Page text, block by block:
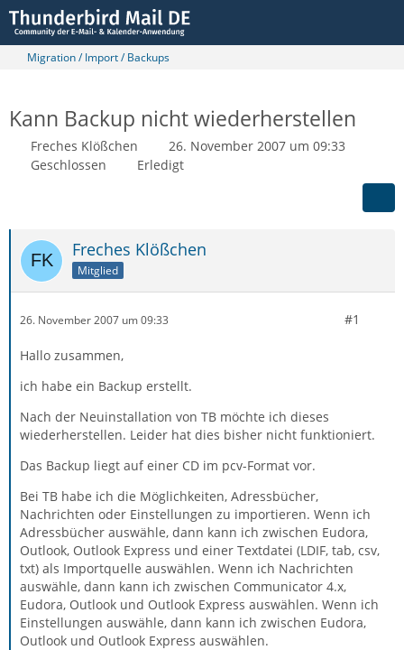
Migration / Import / Backups
Kann Backup nicht wiederherstellen
Freches Klößchen
26. November 2007 um 09:33
Geschlossen
Erledigt
Freches Klößchen
Mitglied
26. November 2007 um 09:33 #1
Hallo zusammen,
ich habe ein Backup erstellt.
Nach der Neuinstallation von TB möchte ich dieses
wiederherstellen. Leider hat dies bisher nicht funktioniert.
Das Backup liegt auf einer CD im pcv-Format vor.
Bei TB habe ich die Möglichkeiten, Adressbücher,
Nachrichten oder Einstellungen zu importieren. Wenn ich
Adressbücher auswähle, dann kann ich zwischen Eudora,
Outlook, Outlook Express und einer Textdatei (LDIF, tab, csv,
txt) als Importquelle auswählen. Wenn ich Nachrichten
auswähle, dann kann ich zwischen Communicator 4.x,
Eudora, Outlook und Outlook Express auswählen. Wenn ich
Einstellungen auswähle, dann kann ich zwischen Eudora,
Outlook und Outlook Express auswählen.